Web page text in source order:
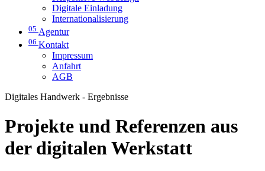
Digitale Einladung
Internationalisierung
05 Agentur
06 Kontakt
Impressum
Anfahrt
AGB
Digitales Handwerk - Ergebnisse
Projekte und Referenzen aus
der digitalen Werkstatt